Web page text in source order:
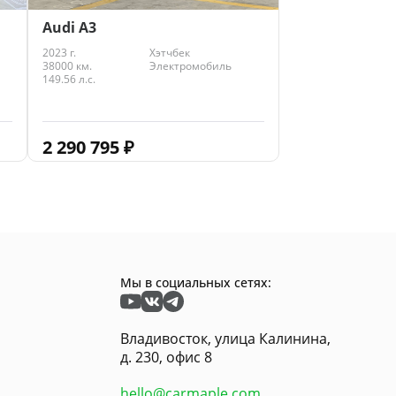
Audi A3
2023 г.
Хэтчбек
38000 км.
Электромобиль
149.56 л.с.
2 290 795₽
Мы в социальных сетях:
Владивосток, улица Калинина,
д. 230, офис 8